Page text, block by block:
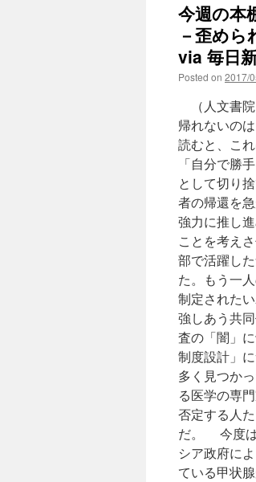
今週の
－歪め
via 毎日
Posted on 2017/
（人文書
帰れないの
読むと、こ
「自分で勝
として切り
者の帰還を
強力に推し
ことを考え
部で活躍し
た。もう一
制定された
強しあう共
査の「闇」
制度設計」
多く見つか
る医学の専
否定する人
だ。 今度は
シア政府に
ている甲状